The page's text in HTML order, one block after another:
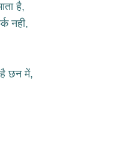
है,
नही,
छन में,